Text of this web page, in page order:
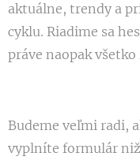
aktuálne, trendy a
cyklu. Riadime sa
práve naopak všetko
Budeme veľmi radi,
vyplníte formulár